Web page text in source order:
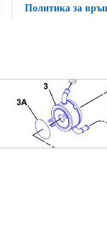
Политика за